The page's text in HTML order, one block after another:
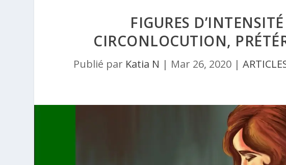
FIGURES
CIRCONLOCUTION,
Publié par Katia N | Mar 26, 2020 |